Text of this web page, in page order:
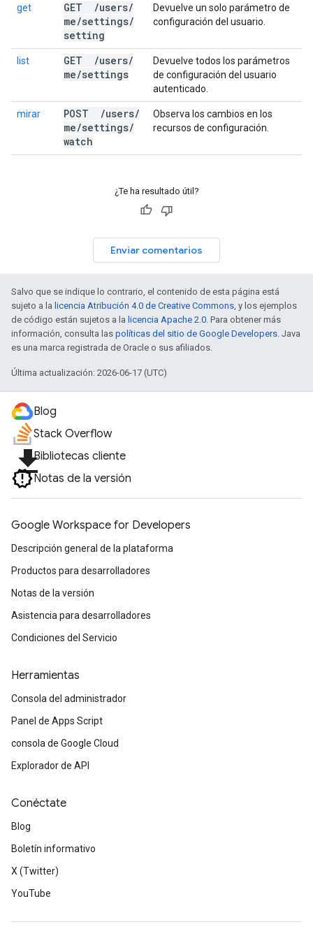
get GET /users/
me/settings/
setting
Devuelve un solo parámetro de
configuración del usuario.
list GET /users/
me/settings
Devuelve todos los parámetros
de configuración del usuario
autenticado.
mirar POST /users/
me/settings/
watch
Observa los cambios en los
recursos de configuración.
¿Te ha resultado útil?
Enviar comentarios
Salvo que se indique lo contrario, el contenido de esta página está
sujeto a la licencia Atribución 4.0 de Creative Commons, y los ejemplos
de código están sujetos a la licencia Apache 2.0. Para obtener más
información, consulta las políticas del sitio de Google Developers. Java
es una marca registrada de Oracle o sus afiliados.
Última actualización: 2026-06-17 (UTC)
Blog
Stack Overflow
file_downloadBibliotecas cliente
Notas de la versión
Google Workspace for Developers
Descripción general de la plataforma
Productos para desarrolladores
Notas de la versión
Asistencia para desarrolladores
Condiciones del Servicio
Herramientas
Consola del administrador
Panel de Apps Script
consola de Google Cloud
Explorador de API
Conéctate
Blog
Boletín informativo
X (Twitter)
YouTube